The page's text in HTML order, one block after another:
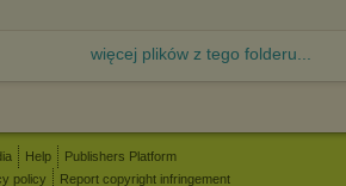
więcej plików z tego folderu...
Help
Publishers Platform
policy Report copyright infringement